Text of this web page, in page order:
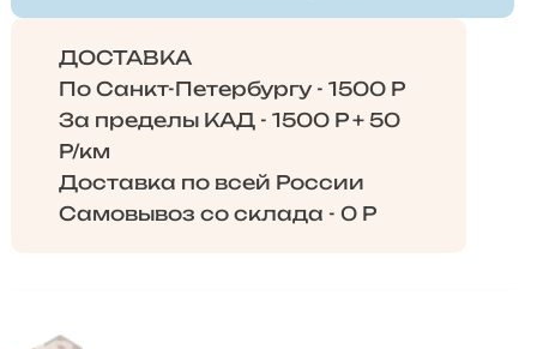
ДОСТАВКА
По Санкт-Петербургу - 1500 Р
За пределы КАД - 1500 Р + 50
Р/км
Доставка по всей России
Самовывоз со склада - 0 Р